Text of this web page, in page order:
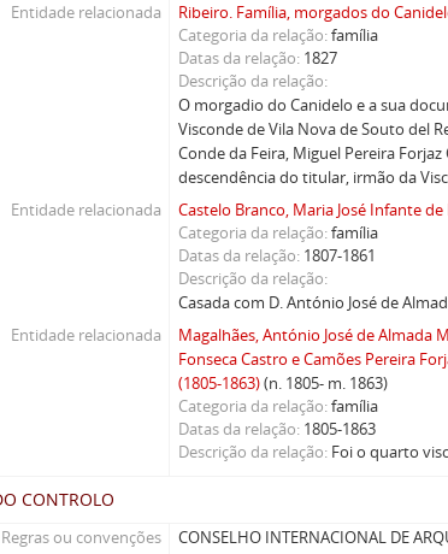
Entidade relacionada
Ribeiro. Família, morgados do
Categoria da relação família
Datas da relação 1827
Descrição da relação
O morgadio do Canidelo e a sua
Visconde de Vila Nova de Souto del
Conde da Feira, Miguel Pereira
descendência do titular, irmão da
Entidade relacionada
Castelo Branco, Maria José Infante de
Categoria da relação família
Datas da relação 1807-1861
Descrição da relação
Casada com D. António José de
Entidade relacionada
Magalhães, António José de Almada
Fonseca Castro e Camões Pereira
(1805-1863)(n. 1805- m. 1863)
Categoria da relação família
Datas da relação 1805-1863
Descrição da relação Foi o quarto
CONTROLO
Regras ou convenções
CONSELHO INTERNACIONAL DE